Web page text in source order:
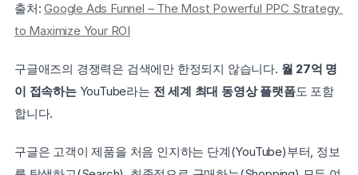
출처: Google Ads Funnel – The Most Powerful PPC Strategy
to Maximize Your ROI
구글애즈의 경쟁력은 검색에만 한정되지 않습니다. 월 27억 명
이 접속하는 YouTube라는 전 세계 최대 동영상 플랫폼도 포함
합니다.
구글은 고객이 제품을 처음 인지하는 단계(YouTube)부터, 정보